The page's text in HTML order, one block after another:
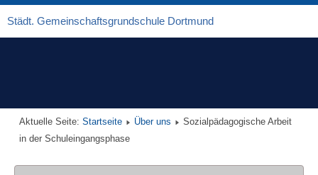
Städt. Gemeinschaftsgrundschule Dortmund
Aktuelle Seite: Startseite Über uns
Sozialpädagogische Arbeit
in der Schuleingangsphase